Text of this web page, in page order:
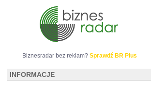
Biznesradar bez reklam? Sprawdź BR Plus
INFORMACJE